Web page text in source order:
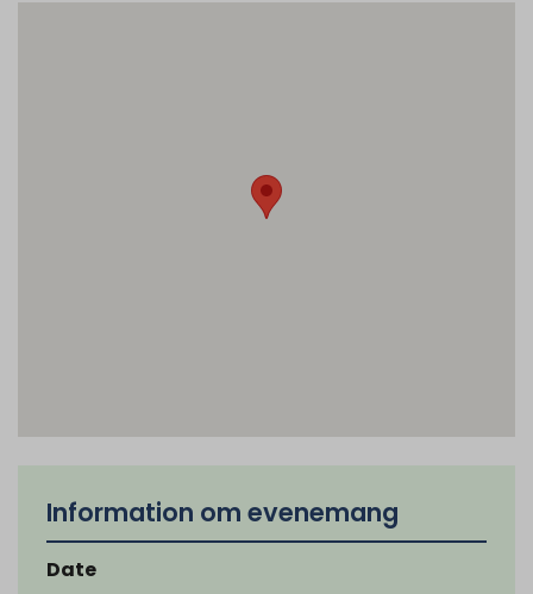
Information om evenemang
Date